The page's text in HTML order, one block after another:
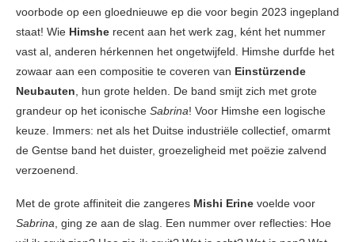
voorbode op een gloednieuwe ep die voor begin 2023 ingepland
staat! Wie Himshe recent aan het werk zag, ként het nummer
vast al, anderen hérkennen het ongetwijfeld. Himshe durfde het
zowaar aan een compositie te coveren van Einstürzende
Neubauten, hun grote helden. De band smijt zich met grote
grandeur op het iconische Sabrina! Voor Himshe een logische
keuze. Immers: net als het Duitse industriële collectief, omarmt
de Gentse band het duister, groezeligheid met poëzie zalvend
verzoenend.
Met de grote affiniteit die zangeres Mishi Erine voelde voor
Sabrina, ging ze aan de slag. Een nummer over reflecties: Hoe